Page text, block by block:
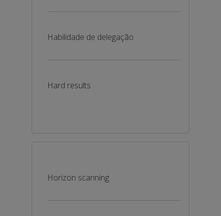
Habilidade de delegação
Hard results
Horizon scanning